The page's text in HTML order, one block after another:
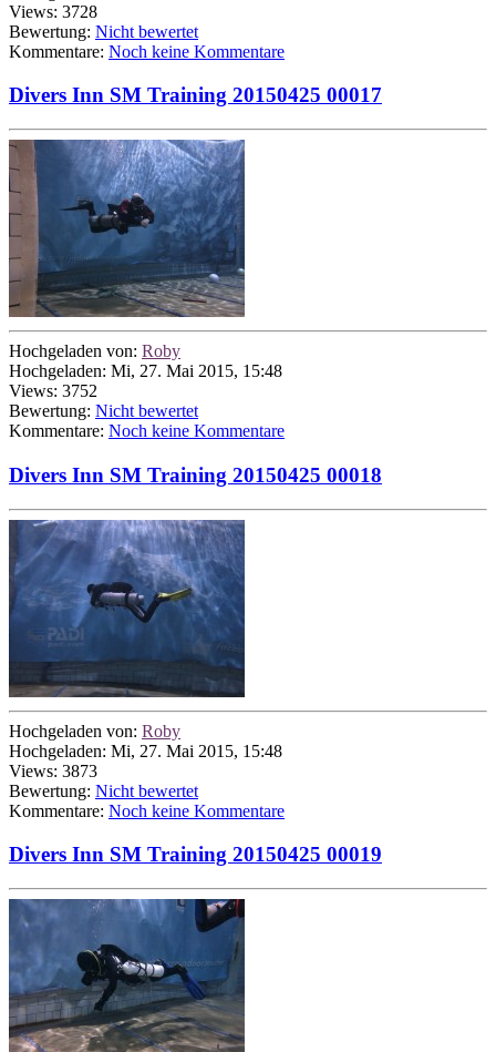
Views: 3728
Bewertung: Nicht bewertet
Kommentare: Noch keine Kommentare
Divers Inn SM Training 20150425 00017
Hochgeladen von: Roby
Hochgeladen: Mi, 27. Mai 2015, 15:48
Views: 3752
Bewertung: Nicht bewertet
Kommentare: Noch keine Kommentare
Divers Inn SM Training 20150425 00018
Hochgeladen von: Roby
Hochgeladen: Mi, 27. Mai 2015, 15:48
Views: 3873
Bewertung: Nicht bewertet
Kommentare: Noch keine Kommentare
Divers Inn SM Training 20150425 00019